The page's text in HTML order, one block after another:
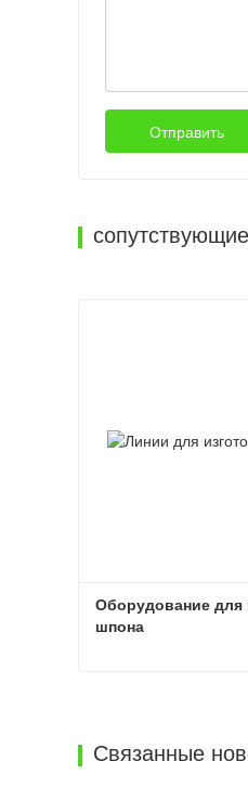
Отправить
Оборудование для
шпона
Связанные